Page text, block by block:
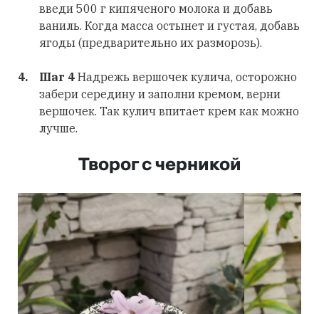
введи 500 г кипяченого молока и добавь
ваниль. Когда масса остынет и густая, добавь
ягоды (предварительно их разморозь).
Шаг 4 Надрежь вершочек кулича, осторожно
забери середину и заполни кремом, верни
вершочек. Так кулич впитает крем как можно
лучше.
Творог с черникой